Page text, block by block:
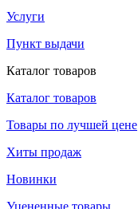
Услуги
Пункт выдачи
Каталог товаров
Каталог товаров
Товары по лучшей цене
Хиты продаж
Новинки
Уцененные товары